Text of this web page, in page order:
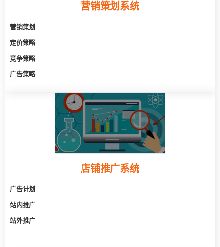
营销策划系统
营销策划
定价策略
竞争策略
广告策略
店铺推广系统
广告计划
站内推广
站外推广